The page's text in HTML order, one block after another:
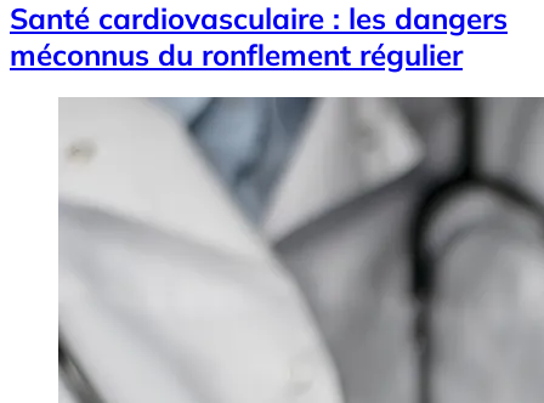
Santé cardiovasculaire : les dangers
méconnus du ronflement régulier